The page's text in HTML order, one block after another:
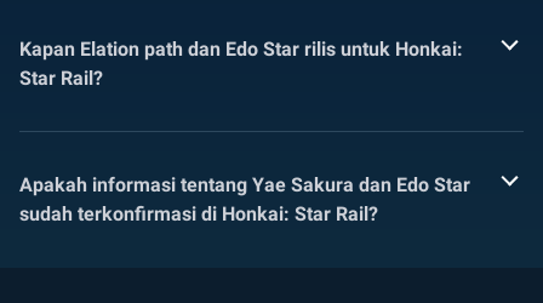
Kapan Elation path dan Edo Star rilis untuk Honkai:
Star Rail?
Apakah informasi tentang Yae Sakura dan Edo Star
sudah terkonfirmasi di Honkai: Star Rail?